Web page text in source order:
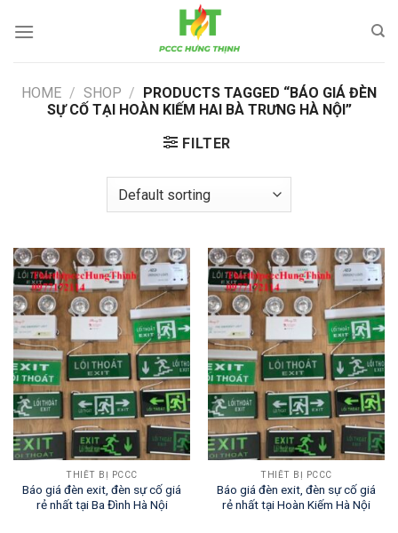
HOME / SHOP / PRODUCTS TAGGED “BÁO GIÁ ĐÈN
SỰ CỐ TẠI HOÀN KIẾM HAI BÀ TRƯNG HÀ NỘI”
FILTER
THIẾT BỊ PCCC
Báo giá đèn exit, đèn sự cố giá
rẻ nhất tại Ba Đình Hà Nội
THIẾT BỊ PCCC
Báo giá đèn exit, đèn sự cố giá
rẻ nhất tại Hoàn Kiếm Hà Nội